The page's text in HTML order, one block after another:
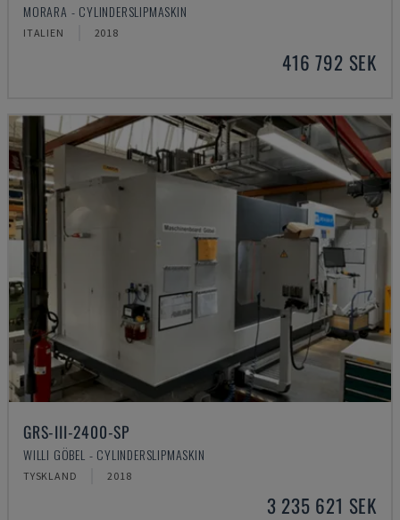
MORARA - CYLINDERSLIPMASKIN
ITALIEN 2018
416 792 SEK
GRS-III-2400-SP
WILLI GÖBEL - CYLINDERSLIPMASKIN
TYSKLAND 2018
3 235 621 SEK